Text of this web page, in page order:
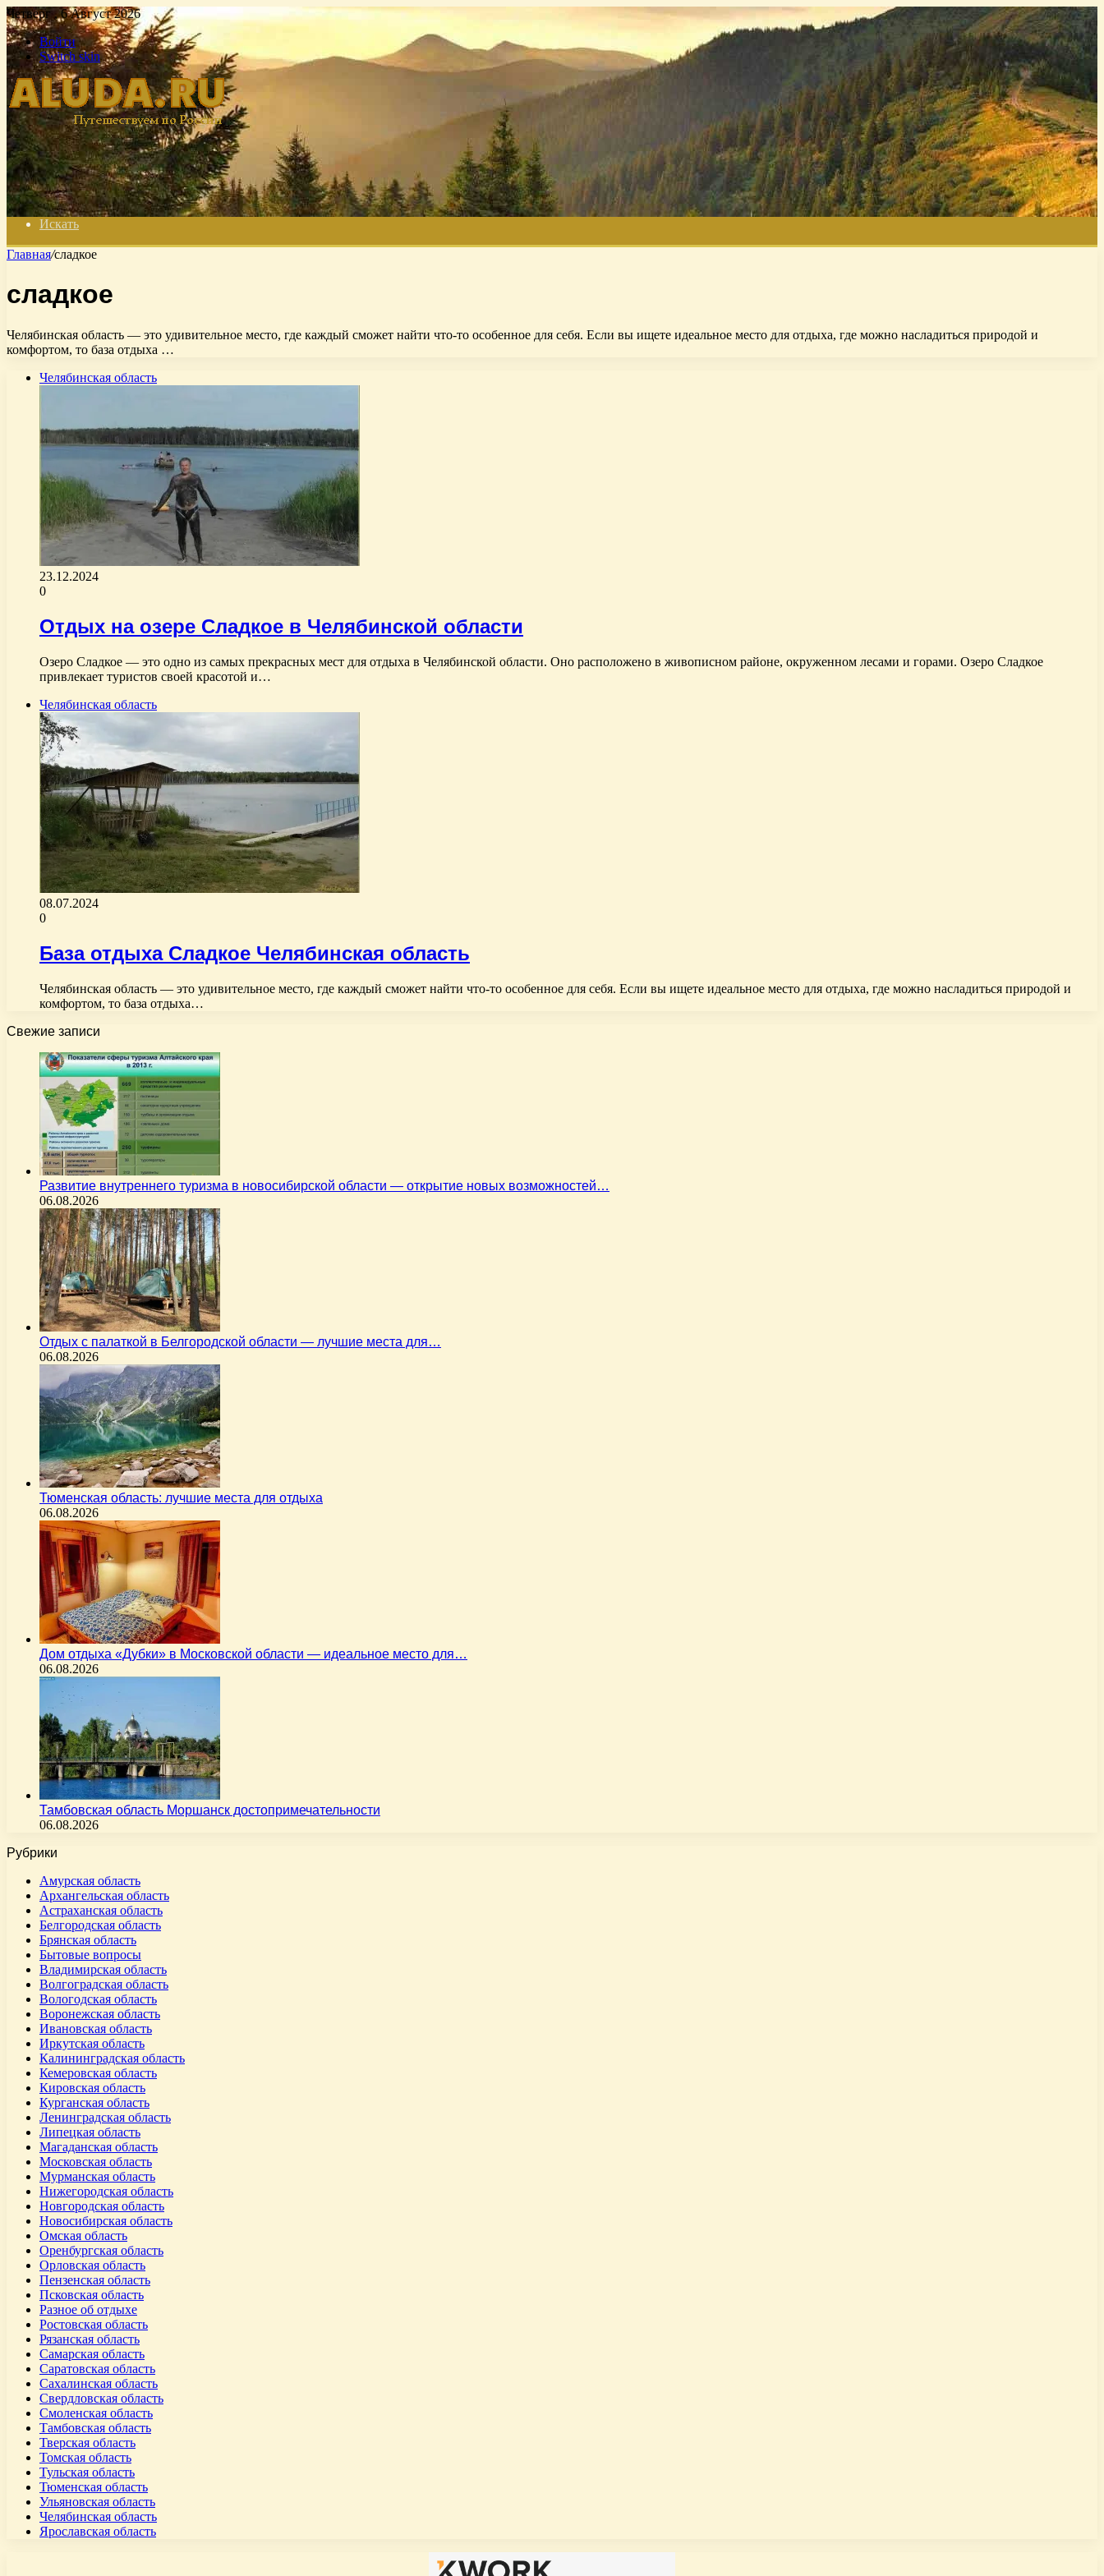
Четверг , 6 Август 2026
Войти
Switch skin
Искать
Главная/сладкое
сладкое
Челябинская область — это удивительное место, где каждый сможет найти что-то особенное для себя. Если вы ищете идеальное место для отдыха, где можно насладиться природой и
комфортом, то база отдыха …
Челябинская область
23.12.2024
0
Отдых на озере Сладкое в Челябинской области
Озеро Сладкое — это одно из самых прекрасных мест для отдыха в Челябинской области. Оно расположено в живописном районе, окруженном лесами и горами. Озеро Сладкое
привлекает туристов своей красотой и…
Челябинская область
08.07.2024
0
База отдыха Сладкое Челябинская область
Челябинская область — это удивительное место, где каждый сможет найти что-то особенное для себя. Если вы ищете идеальное место для отдыха, где можно насладиться природой и
комфортом, то база отдыха…
Свежие записи
Развитие внутреннего туризма в новосибирской области — открытие новых возможностей…
06.08.2026
Отдых с палаткой в Белгородской области — лучшие места для…
06.08.2026
Тюменская область: лучшие места для отдыха
06.08.2026
Дом отдыха «Дубки» в Московской области — идеальное место для…
06.08.2026
Тамбовская область Моршанск достопримечательности
06.08.2026
Рубрики
Амурская область
Архангельская область
Астраханская область
Белгородская область
Брянская область
Бытовые вопросы
Владимирская область
Волгоградская область
Вологодская область
Воронежская область
Ивановская область
Иркутская область
Калининградская область
Кемеровская область
Кировская область
Курганская область
Ленинградская область
Липецкая область
Магаданская область
Московская область
Мурманская область
Нижегородская область
Новгородская область
Новосибирская область
Омская область
Оренбургская область
Орловская область
Пензенская область
Псковская область
Разное об отдыхе
Ростовская область
Рязанская область
Самарская область
Саратовская область
Сахалинская область
Свердловская область
Смоленская область
Тамбовская область
Тверская область
Томская область
Тульская область
Тюменская область
Ульяновская область
Челябинская область
Ярославская область